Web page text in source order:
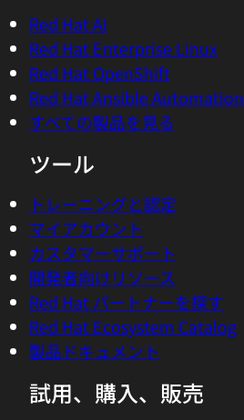
Red Hat AI
Red Hat Enterprise Linux
Red Hat OpenShift
Red Hat Ansible
すべての製品を見る
ツール
トレーニングと認定
マイアカウント
カスタマーサポート
開発者向けリソース
Red Hat パートナーを探す
Red Hat Ecosystem Catalog
製品ドキュメント
試用、購入、販売